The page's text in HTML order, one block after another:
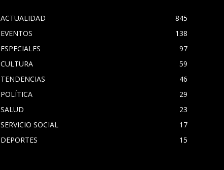
ACTUALIDAD
845
EVENTOS
138
ESPECIALES
97
CULTURA
59
TENDENCIAS
46
POLÍTICA
29
SALUD
23
SERVICIO SOCIAL
17
DEPORTES
15